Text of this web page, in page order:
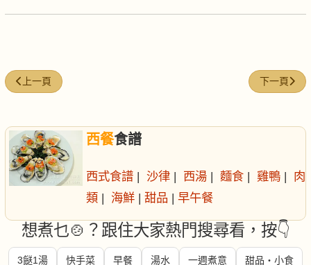
上一篇文章: 加州提子乾炒京蔥肉丁
上一頁 下一篇文章
下一頁
西餐食譜
西式食譜 | 沙律 | 西湯 | 麵食 | 雞鴨 | 肉
類 | 海鮮 | 甜品 | 早午餐
想煮乜🍲？跟住大家熱門搜尋看，按👇
3餸1湯 快手菜 早餐 湯水 一週煮意 甜品・小食